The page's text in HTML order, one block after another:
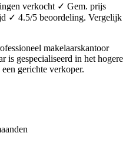
verkocht ✓ Gem. prijs
✓ 4.5/5 beoordeling. Vergelijk
makelaarskantoor
is gespecialiseerd in het hogere
gerichte verkoper.